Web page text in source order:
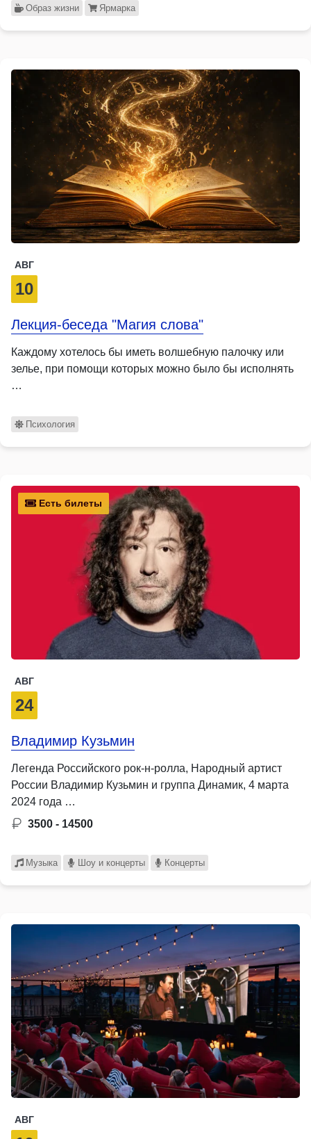
Образ жизни Ярмарка
АВГ
10
Лекция-беседа "Магия слова"
Каждому хотелось бы иметь волшебную палочку или
зелье, при помощи которых можно было бы исполнять
…
Психология
Есть билеты
АВГ
24
Владимир Кузьмин
Легенда Российского рок-н-ролла, Народный артист
России Владимир Кузьмин и группа Динамик, 4 марта
2024 года …
3500 - 14500
Музыка Шоу и концерты Концерты
АВГ